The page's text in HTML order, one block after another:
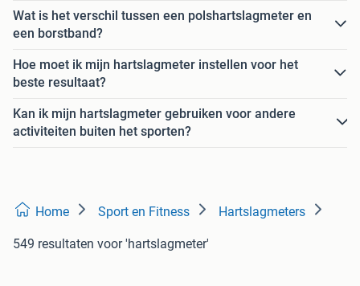
Wat is het verschil tussen een polshartslagmeter en
een borstband?
Hoe moet ik mijn hartslagmeter instellen voor het
beste resultaat?
Kan ik mijn hartslagmeter gebruiken voor andere
activiteiten buiten het sporten?
Home Sport en Fitness Hartslagmeters
549 resultaten voor 'hartslagmeter'